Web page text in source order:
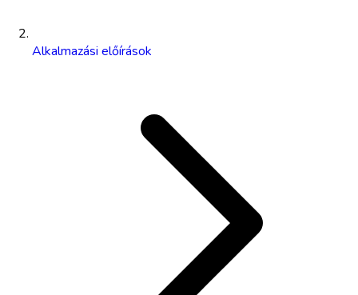
Alkalmazási előírások